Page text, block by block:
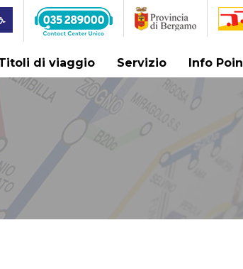
di viaggio Servizio Info